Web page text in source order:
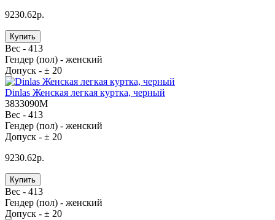
9230.62р.
Купить
Вес - 413
Гендер (пол) - женский
Допуск - ± 20
Dinlas Женская легкая куртка, черный
3833090M
Вес - 413
Гендер (пол) - женский
Допуск - ± 20
9230.62р.
Купить
Вес - 413
Гендер (пол) - женский
Допуск - ± 20